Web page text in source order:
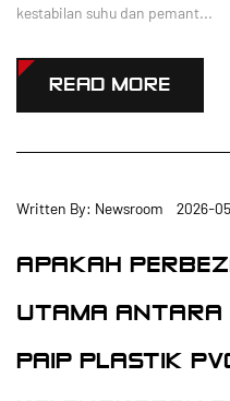
kestabilan suhu dan pemant...
READ MORE
Written By: Newsroom 2026-
APAKAH
UTAMA ANTARA
PAIP PLASTIK